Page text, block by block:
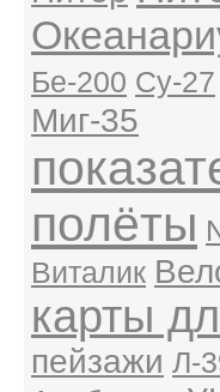
Бе-200 Су-27
Миг-35
полёты
Виталик
карты
пейзажи Л-